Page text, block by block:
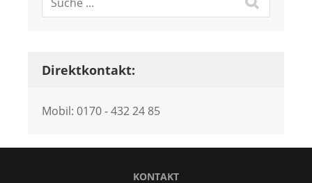
Direktkontakt:
Mobil: 0170 - 432 24 85
KONTAKT